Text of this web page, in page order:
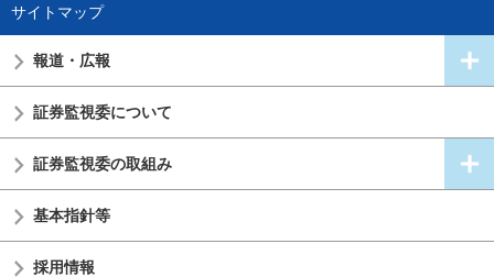
サイトマップ
報道・広報
証券監視委について
証券監視委の取組み
基本指針等
採用情報